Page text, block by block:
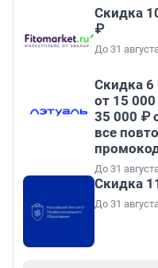
Скидка
₽
До 31
Скидка 6
от 15
35 000 ₽
все
До 31
Скидка
До 31